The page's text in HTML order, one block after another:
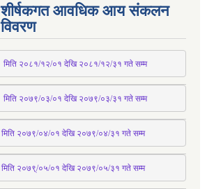
शीर्षकगत आवधिक आय संकलन
विवरण
मिति २०८१/१२/०१ देखि २०८१/१२/३१ गते सम्म
मिति २०७९/०३/०१ देखि २०७९/०३/३१ गते सम्म
मिति २०७९/०४/०१ देखि २०७९/०४/३१ गते सम्म
मिति २०७९्/०५/०१ देखि २०७९/०५/३१ गते सम्म